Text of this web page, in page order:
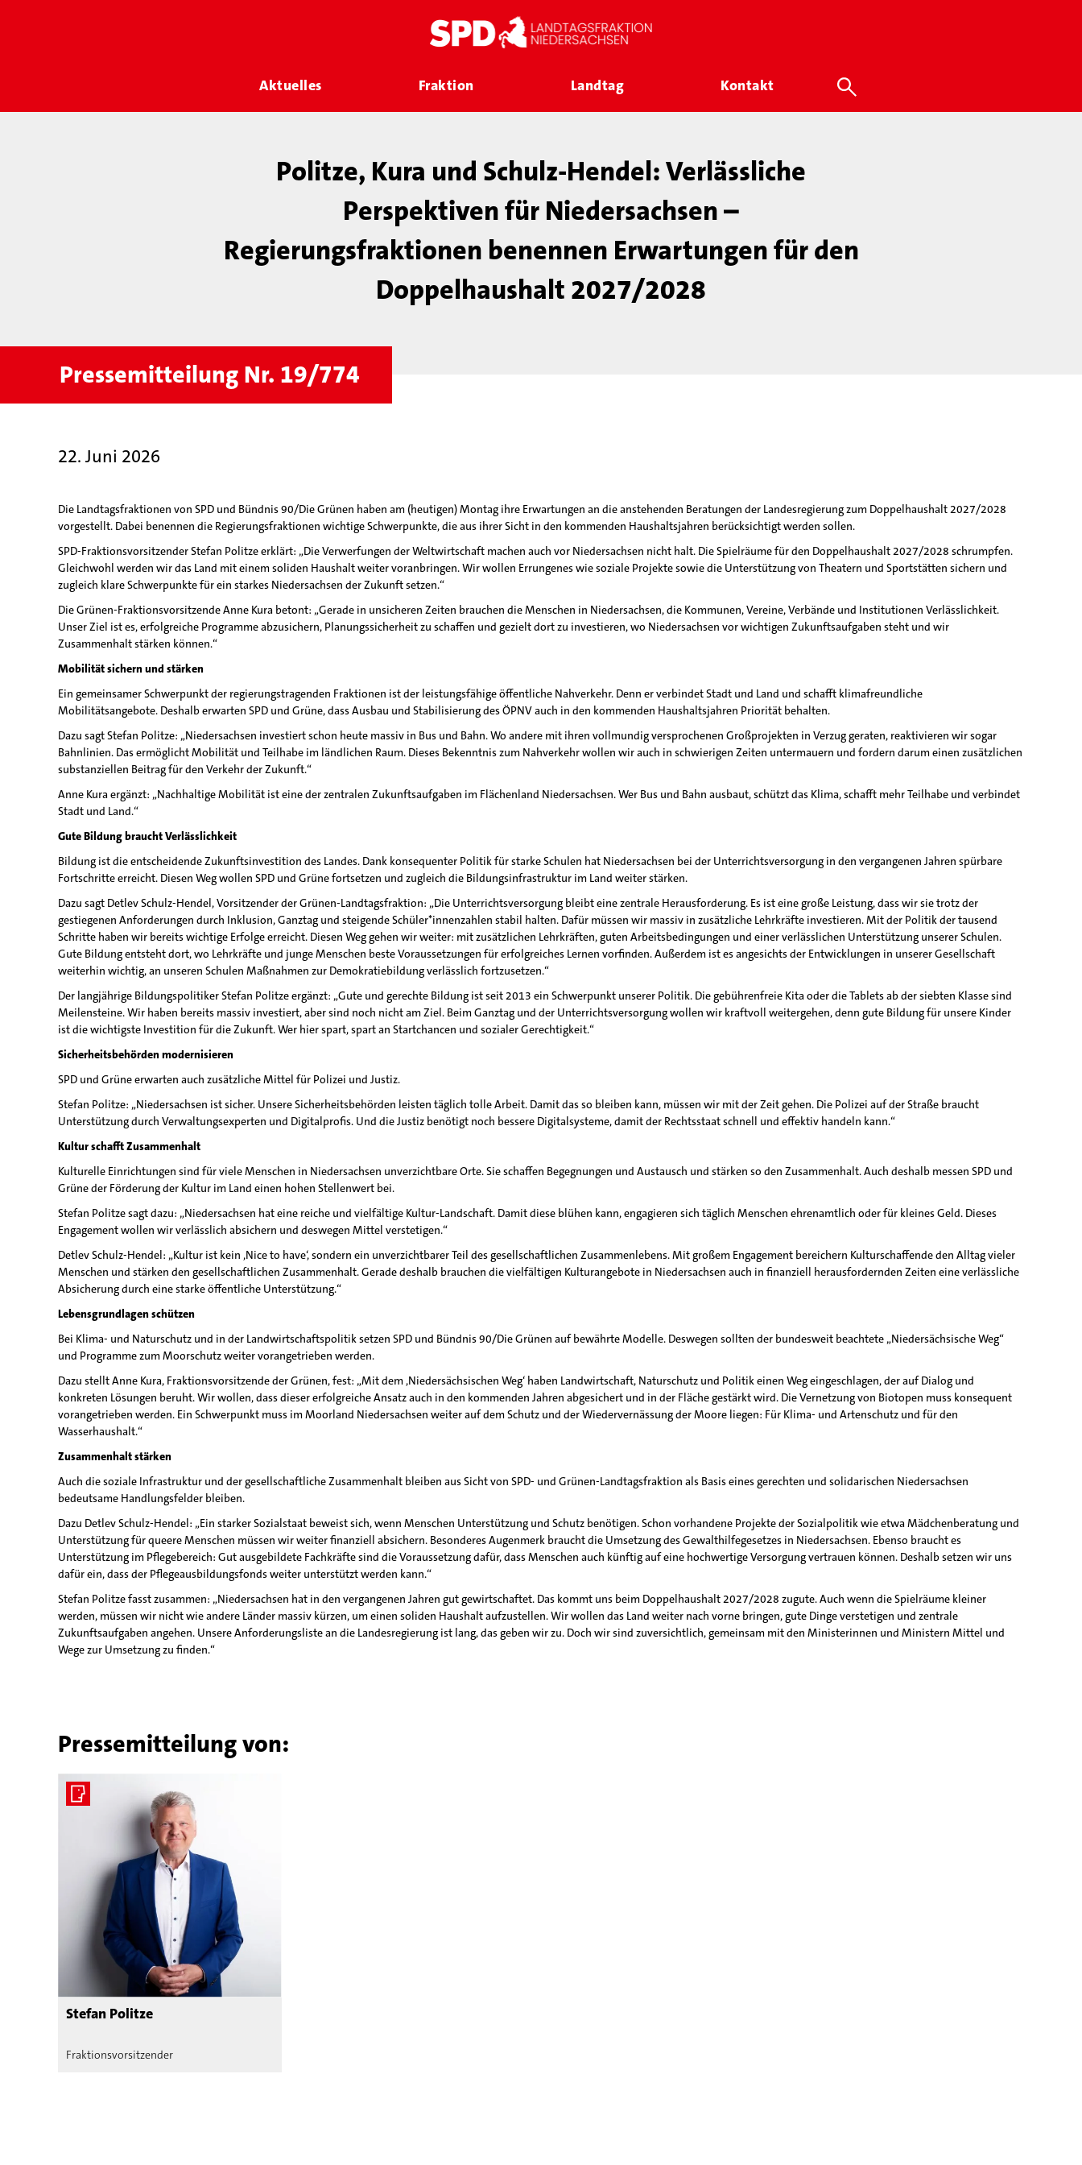
Aktuelles Fraktion Landtag Kontakt
Politze, Kura und Schulz-Hendel: Verlässliche
Perspektiven für Niedersachsen –
Regierungsfraktionen benennen Erwartungen für den
Doppelhaushalt 2027/2028
Pressemitteilung Nr. 19/774
22. Juni 2026
Die Landtagsfraktionen von SPD und Bündnis 90/Die Grünen haben am (heutigen) Montag ihre Erwartungen an die anstehenden Beratungen der Landesregierung zum Doppelhaushalt 2027/2028
vorgestellt. Dabei benennen die Regierungsfraktionen wichtige Schwerpunkte, die aus ihrer Sicht in den kommenden Haushaltsjahren berücksichtigt werden sollen.
SPD-Fraktionsvorsitzender Stefan Politze erklärt: „Die Verwerfungen der Weltwirtschaft machen auch vor Niedersachsen nicht halt. Die Spielräume für den Doppelhaushalt 2027/2028 schrumpfen.
Gleichwohl werden wir das Land mit einem soliden Haushalt weiter voranbringen. Wir wollen Errungenes wie soziale Projekte sowie die Unterstützung von Theatern und Sportstätten sichern und
zugleich klare Schwerpunkte für ein starkes Niedersachsen der Zukunft setzen.“
Die Grünen-Fraktionsvorsitzende Anne Kura betont: „Gerade in unsicheren Zeiten brauchen die Menschen in Niedersachsen, die Kommunen, Vereine, Verbände und Institutionen Verlässlichkeit.
Unser Ziel ist es, erfolgreiche Programme abzusichern, Planungssicherheit zu schaffen und gezielt dort zu investieren, wo Niedersachsen vor wichtigen Zukunftsaufgaben steht und wir
Zusammenhalt stärken können.“
Mobilität sichern und stärken
Ein gemeinsamer Schwerpunkt der regierungstragenden Fraktionen ist der leistungsfähige öffentliche Nahverkehr. Denn er verbindet Stadt und Land und schafft klimafreundliche
Mobilitätsangebote. Deshalb erwarten SPD und Grüne, dass Ausbau und Stabilisierung des ÖPNV auch in den kommenden Haushaltsjahren Priorität behalten.
Dazu sagt Stefan Politze: „Niedersachsen investiert schon heute massiv in Bus und Bahn. Wo andere mit ihren vollmundig versprochenen Großprojekten in Verzug geraten, reaktivieren wir sogar
Bahnlinien. Das ermöglicht Mobilität und Teilhabe im ländlichen Raum. Dieses Bekenntnis zum Nahverkehr wollen wir auch in schwierigen Zeiten untermauern und fordern darum einen zusätzlichen
substanziellen Beitrag für den Verkehr der Zukunft.“
Anne Kura ergänzt: „Nachhaltige Mobilität ist eine der zentralen Zukunftsaufgaben im Flächenland Niedersachsen. Wer Bus und Bahn ausbaut, schützt das Klima, schafft mehr Teilhabe und verbindet
Stadt und Land.“
Gute Bildung braucht Verlässlichkeit
Bildung ist die entscheidende Zukunftsinvestition des Landes. Dank konsequenter Politik für starke Schulen hat Niedersachsen bei der Unterrichtsversorgung in den vergangenen Jahren spürbare
Fortschritte erreicht. Diesen Weg wollen SPD und Grüne fortsetzen und zugleich die Bildungsinfrastruktur im Land weiter stärken.
Dazu sagt Detlev Schulz-Hendel, Vorsitzender der Grünen-Landtagsfraktion: „Die Unterrichtsversorgung bleibt eine zentrale Herausforderung. Es ist eine große Leistung, dass wir sie trotz der
gestiegenen Anforderungen durch Inklusion, Ganztag und steigende Schüler*innenzahlen stabil halten. Dafür müssen wir massiv in zusätzliche Lehrkräfte investieren. Mit der Politik der tausend
Schritte haben wir bereits wichtige Erfolge erreicht. Diesen Weg gehen wir weiter: mit zusätzlichen Lehrkräften, guten Arbeitsbedingungen und einer verlässlichen Unterstützung unserer Schulen.
Gute Bildung entsteht dort, wo Lehrkräfte und junge Menschen beste Voraussetzungen für erfolgreiches Lernen vorfinden. Außerdem ist es angesichts der Entwicklungen in unserer Gesellschaft
weiterhin wichtig, an unseren Schulen Maßnahmen zur Demokratiebildung verlässlich fortzusetzen.“
Der langjährige Bildungspolitiker Stefan Politze ergänzt: „Gute und gerechte Bildung ist seit 2013 ein Schwerpunkt unserer Politik. Die gebührenfreie Kita oder die Tablets ab der siebten Klasse sind
Meilensteine. Wir haben bereits massiv investiert, aber sind noch nicht am Ziel. Beim Ganztag und der Unterrichtsversorgung wollen wir kraftvoll weitergehen, denn gute Bildung für unsere Kinder
ist die wichtigste Investition für die Zukunft. Wer hier spart, spart an Startchancen und sozialer Gerechtigkeit.“
Sicherheitsbehörden modernisieren
SPD und Grüne erwarten auch zusätzliche Mittel für Polizei und Justiz.
Stefan Politze: „Niedersachsen ist sicher. Unsere Sicherheitsbehörden leisten täglich tolle Arbeit. Damit das so bleiben kann, müssen wir mit der Zeit gehen. Die Polizei auf der Straße braucht
Unterstützung durch Verwaltungsexperten und Digitalprofis. Und die Justiz benötigt noch bessere Digitalsysteme, damit der Rechtsstaat schnell und effektiv handeln kann.“
Kultur schafft Zusammenhalt
Kulturelle Einrichtungen sind für viele Menschen in Niedersachsen unverzichtbare Orte. Sie schaffen Begegnungen und Austausch und stärken so den Zusammenhalt. Auch deshalb messen SPD und
Grüne der Förderung der Kultur im Land einen hohen Stellenwert bei.
Stefan Politze sagt dazu: „Niedersachsen hat eine reiche und vielfältige Kultur-Landschaft. Damit diese blühen kann, engagieren sich täglich Menschen ehrenamtlich oder für kleines Geld. Dieses
Engagement wollen wir verlässlich absichern und deswegen Mittel verstetigen.“
Detlev Schulz-Hendel: „Kultur ist kein ,Nice to have‘, sondern ein unverzichtbarer Teil des gesellschaftlichen Zusammenlebens. Mit großem Engagement bereichern Kulturschaffende den Alltag vieler
Menschen und stärken den gesellschaftlichen Zusammenhalt. Gerade deshalb brauchen die vielfältigen Kulturangebote in Niedersachsen auch in finanziell herausfordernden Zeiten eine verlässliche
Absicherung durch eine starke öffentliche Unterstützung.“
Lebensgrundlagen schützen
Bei Klima- und Naturschutz und in der Landwirtschaftspolitik setzen SPD und Bündnis 90/Die Grünen auf bewährte Modelle. Deswegen sollten der bundesweit beachtete „Niedersächsische Weg“
und Programme zum Moorschutz weiter vorangetrieben werden.
Dazu stellt Anne Kura, Fraktionsvorsitzende der Grünen, fest: „Mit dem ,Niedersächsischen Weg‘ haben Landwirtschaft, Naturschutz und Politik einen Weg eingeschlagen, der auf Dialog und
konkreten Lösungen beruht. Wir wollen, dass dieser erfolgreiche Ansatz auch in den kommenden Jahren abgesichert und in der Fläche gestärkt wird. Die Vernetzung von Biotopen muss konsequent
vorangetrieben werden. Ein Schwerpunkt muss im Moorland Niedersachsen weiter auf dem Schutz und der Wiedervernässung der Moore liegen: Für Klima- und Artenschutz und für den
Wasserhaushalt.“
Zusammenhalt stärken
Auch die soziale Infrastruktur und der gesellschaftliche Zusammenhalt bleiben aus Sicht von SPD- und Grünen-Landtagsfraktion als Basis eines gerechten und solidarischen Niedersachsen
bedeutsame Handlungsfelder bleiben.
Dazu Detlev Schulz-Hendel: „Ein starker Sozialstaat beweist sich, wenn Menschen Unterstützung und Schutz benötigen. Schon vorhandene Projekte der Sozialpolitik wie etwa Mädchenberatung und
Unterstützung für queere Menschen müssen wir weiter finanziell absichern. Besonderes Augenmerk braucht die Umsetzung des Gewalthilfegesetzes in Niedersachsen. Ebenso braucht es
Unterstützung im Pflegebereich: Gut ausgebildete Fachkräfte sind die Voraussetzung dafür, dass Menschen auch künftig auf eine hochwertige Versorgung vertrauen können. Deshalb setzen wir uns
dafür ein, dass der Pflegeausbildungsfonds weiter unterstützt werden kann.“
Stefan Politze fasst zusammen: „Niedersachsen hat in den vergangenen Jahren gut gewirtschaftet. Das kommt uns beim Doppelhaushalt 2027/2028 zugute. Auch wenn die Spielräume kleiner
werden, müssen wir nicht wie andere Länder massiv kürzen, um einen soliden Haushalt aufzustellen. Wir wollen das Land weiter nach vorne bringen, gute Dinge verstetigen und zentrale
Zukunftsaufgaben angehen. Unsere Anforderungsliste an die Landesregierung ist lang, das geben wir zu. Doch wir sind zuversichtlich, gemeinsam mit den Ministerinnen und Ministern Mittel und
Wege zur Umsetzung zu finden.“
Pressemitteilung von:
Stefan Politze
Fraktionsvorsitzender